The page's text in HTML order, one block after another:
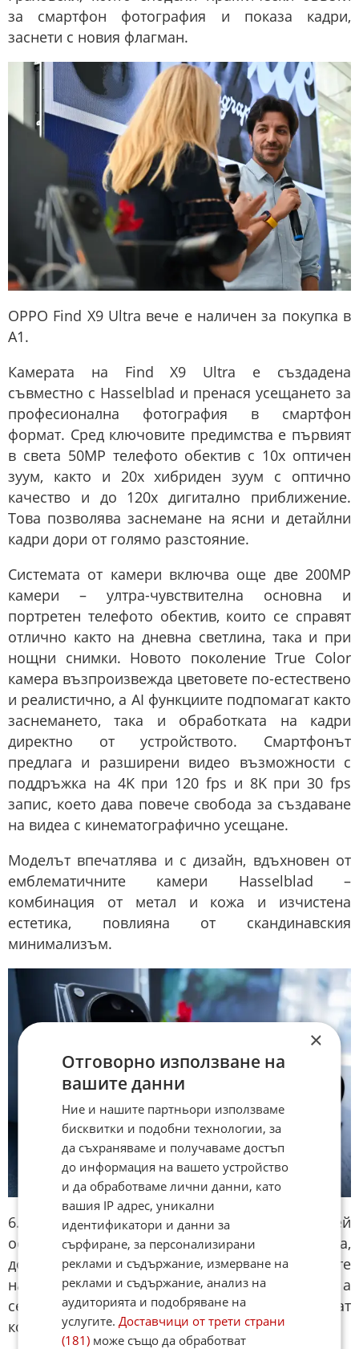
за смартфон фотография и показа кадри,
заснети с новия флагман.
OPPO Find X9 Ultra вече е наличен за покупка в
A1.
Камерата на Find X9 Ultra е създадена
съвместно с Hasselblad и пренася усещането за
професионална фотография в смартфон
формат. Сред ключовите предимства е първият
в света 50MP телефото обектив с 10x оптичен
зуум, както и 20x хибриден зуум с оптично
качество и до 120x дигитално приближение.
Това позволява заснемане на ясни и детайлни
кадри дори от голямо разстояние.
Системата от камери включва още две 200MP
камери – ултра-чувствителна основна и
портретен телефото обектив, които се справят
отлично както на дневна светлина, така и при
нощни снимки. Новото поколение True Color
камера възпроизвежда цветовете по-естествено
и реалистично, а AI функциите подпомагат както
заснемането, така и обработката на кадри
директно от устройството. Смартфонът
предлага и разширени видео възможности с
поддръжка на 4K при 120 fps и 8K при 30 fps
запис, което дава повече свобода за създаване
на видеа с кинематографично усещане.
Моделът впечатлява и с дизайн, вдъхновен от
емблематичните камери Hasselblad –
комбинация от метал и кожа и изчистена
естетика, повлияна от скандинавския
минимализъм.
6.82-инчовият 144Hz 2K ProXDR дисплей
осигурява плавно изживяване и ярка картина,
докато вградената AI адаптивна грижа за очите
настройва екрана според средата, а
сертификациите TÜV Rheinland гарантират
комфорт при продължителна употреба.
×
Отговорно използване на
вашите данни
Ние и нашите партньори използваме
бисквитки и подобни технологии, за
да съхраняваме и получаваме достъп
до информация на вашето устройство
и да обработваме лични данни, като
вашия IP адрес, уникални
идентификатори и данни за
сърфиране, за персонализирани
реклами и съдържание, измерване на
реклами и съдържание, анализ на
аудиторията и подобряване на
услугите.Доставчици от трети страни
(181) може също да обработват